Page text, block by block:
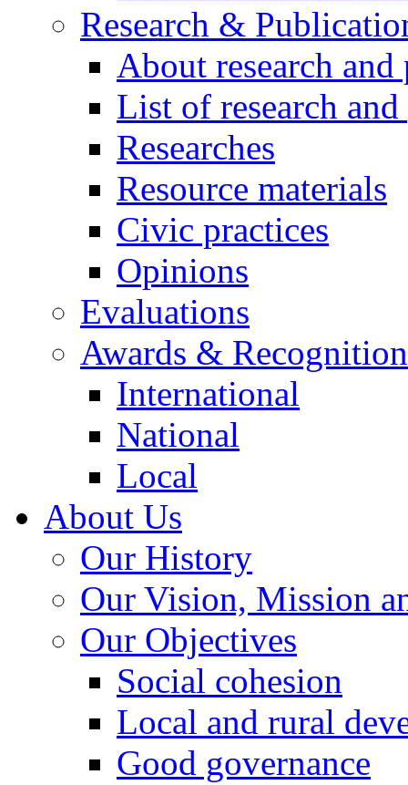
Research &
About research
List of research
Researches
Resource materials
Civic practices
Opinions
Evaluations
Awards &
International
National
Local
About Us
Our History
Our Vision, Mission
Our Objectives
Social cohesion
Local and rural
Good governance